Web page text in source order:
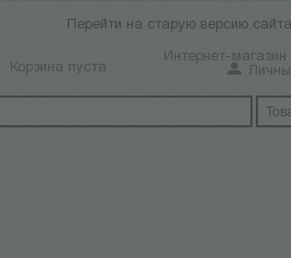
Перейти на старую версию
Интернет-
Корзина пуста